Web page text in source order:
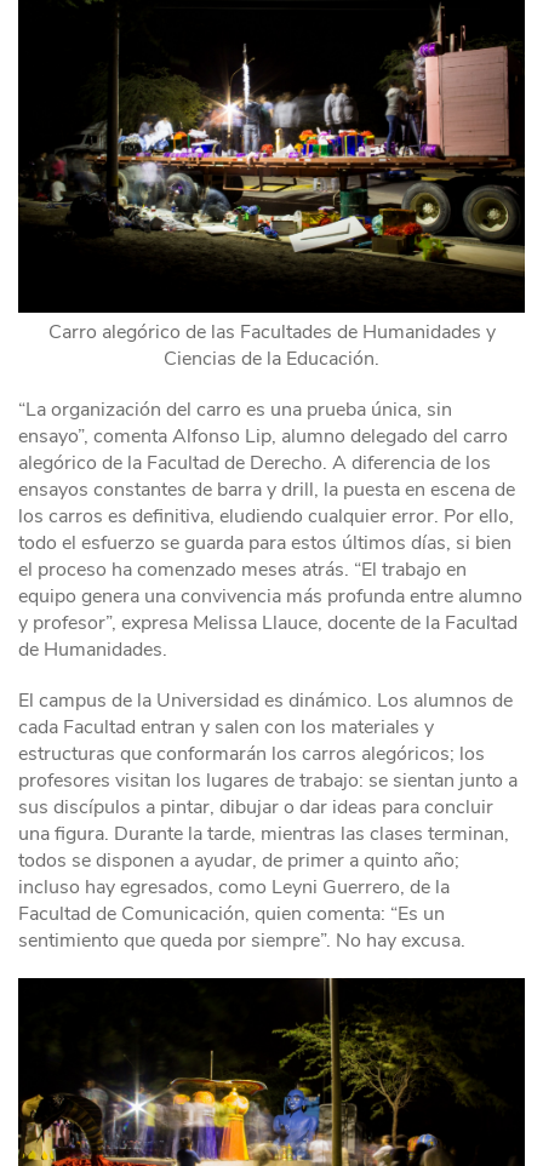
Carro alegórico de las Facultades de Humanidades y
Ciencias de la Educación.
“La organización del carro es una prueba única, sin
ensayo”, comenta Alfonso Lip, alumno delegado del carro
alegórico de la Facultad de Derecho. A diferencia de los
ensayos constantes de barra y drill, la puesta en escena de
los carros es definitiva, eludiendo cualquier error. Por ello,
todo el esfuerzo se guarda para estos últimos días, si bien
el proceso ha comenzado meses atrás. “El trabajo en
equipo genera una convivencia más profunda entre alumno
y profesor”, expresa Melissa Llauce, docente de la Facultad
de Humanidades.
El campus de la Universidad es dinámico. Los alumnos de
cada Facultad entran y salen con los materiales y
estructuras que conformarán los carros alegóricos; los
profesores visitan los lugares de trabajo: se sientan junto a
sus discípulos a pintar, dibujar o dar ideas para concluir
una figura. Durante la tarde, mientras las clases terminan,
todos se disponen a ayudar, de primer a quinto año;
incluso hay egresados, como Leyni Guerrero, de la
Facultad de Comunicación, quien comenta: “Es un
sentimiento que queda por siempre”. No hay excusa.